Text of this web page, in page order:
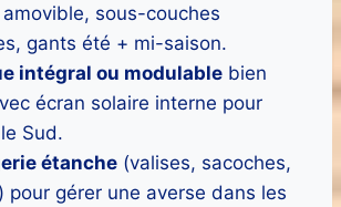
sous-couches
gants été + mi-saison.
intégral ou modulable bien
écran solaire interne pour
Sud.
étanche (valises, sacoches,
pour gérer une averse dans les